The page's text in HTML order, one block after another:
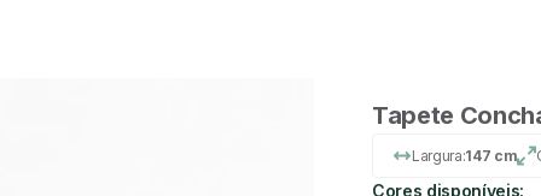
Tapete
Largura:147 cm
Cores disponíveis: